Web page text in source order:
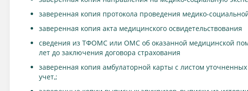
заверенная копия протокола проведения медико-
заверенная копия акта медицинского освидетельствования
сведения из ТФОМС или ОМС об оказанной медицинской
лет до заключения договора страхования
заверенная копия амбулаторной карты с листом
учет,;